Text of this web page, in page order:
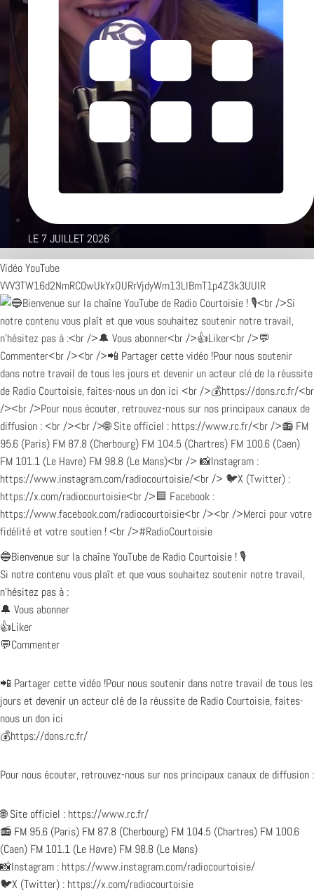
LE 7 JUILLET 2026
Vidéo YouTube
VVV3TW16d2NmRC0wUkYxOURrVjdyWm13LlBmT1p4Z3k3UUlR
🔵Bienvenue sur la chaîne YouTube de Radio Courtoisie ! 🎙️
Si notre contenu vous plaît et que vous souhaitez soutenir notre travail,
n’hésitez pas à :
🔔 Vous abonner
👍Liker
💬Commenter
📲 Partager cette vidéo !Pour nous soutenir dans notre travail de tous les
jours et devenir un acteur clé de la réussite de Radio Courtoisie, faites-
nous un don ici
💰https://dons.rc.fr/
Pour nous écouter, retrouvez-nous sur nos principaux canaux de diffusion :
🌐 Site officiel : https://www.rc.fr/
📻 FM 95.6 (Paris) FM 87.8 (Cherbourg) FM 104.5 (Chartres) FM 100.6
(Caen) FM 101.1 (Le Havre) FM 98.8 (Le Mans)
📸Instagram : https://www.instagram.com/radiocourtoisie/
🐦X (Twitter) : https://x.com/radiocourtoisie